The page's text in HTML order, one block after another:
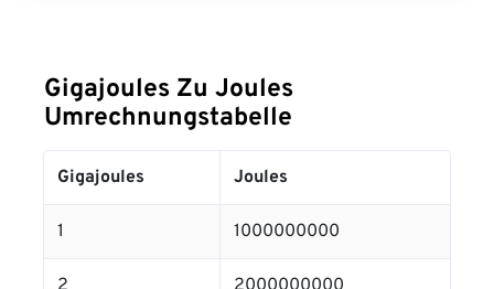
Gigajoules Zu Joules
Umrechnungstabelle
Gigajoules Joules
1 1000000000